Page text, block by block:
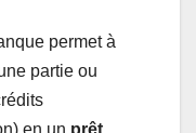
permet à
partie ou